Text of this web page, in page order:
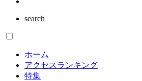
search
ホーム
アクセスランキング
特集